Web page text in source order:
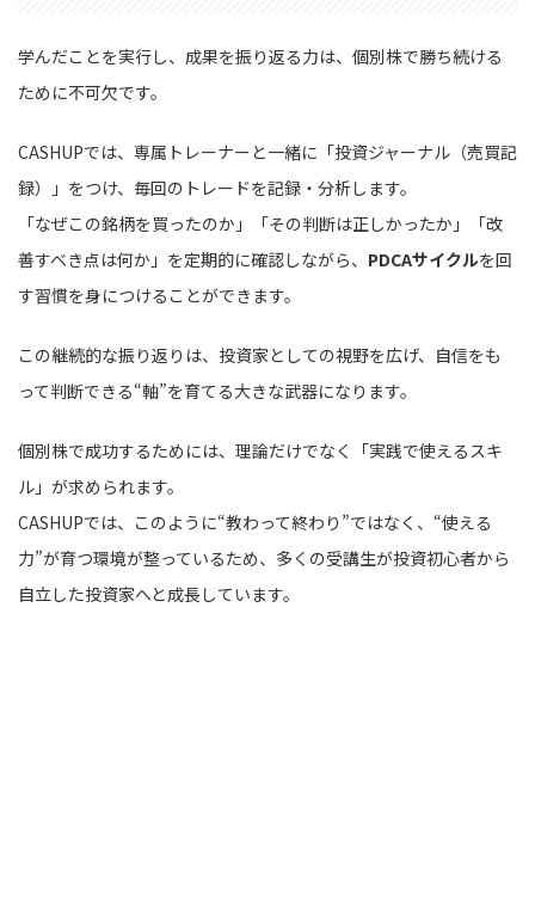
学んだことを実行し、成果を振り返る力は、個別株で勝ち続ける
ために不可欠です。
CASHUPでは、専属トレーナーと一緒に「投資ジャーナル（売買記
録）」をつけ、毎回のトレードを記録・分析します。
「なぜこの銘柄を買ったのか」「その判断は正しかったか」「改
善すべき点は何か」を定期的に確認しながら、 PDCAサイクルを回
す習慣を身につけることができます。
この継続的な振り返りは、投資家としての視野を広げ、自信をも
って判断できる“軸”を育てる大きな武器になります。
個別株で成功するためには、理論だけでなく「実践で使えるスキ
ル」が求められます。
CASHUPでは、このように“教わって終わり”ではなく、“使える
力”が育つ環境が整っているため、多くの受講生が投資初心者から
自立した投資家へと成長しています。